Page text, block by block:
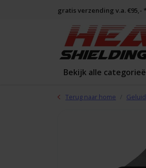
gratis verzending v.a. €95,- *
Bekijk alle
Terug naar home